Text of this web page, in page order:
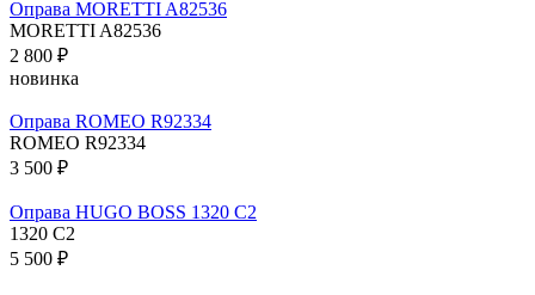
Оправа MORETTI A82536
MORETTI A82536
2 800 ₽
новинка
Оправа ROMEO R92334
ROMEO R92334
3 500 ₽
Оправа HUGO BOSS 1320 C2
1320 C2
5 500 ₽